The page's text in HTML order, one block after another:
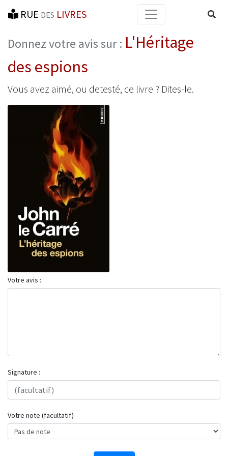
RUE DES LIVRES
Donnez votre avis sur : L'Héritage
des espions
Vous avez aimé, ou detesté, ce livre ? Dites-le.
Votre avis :
Signature :
Votre note (facultatif)